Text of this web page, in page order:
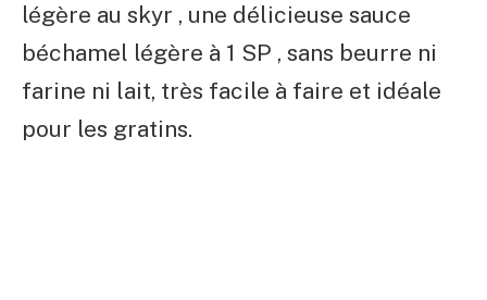
légère au skyr , une délicieuse sauce
béchamel légère à 1 SP , sans beurre ni
farine ni lait, très facile à faire et idéale
pour les gratins.